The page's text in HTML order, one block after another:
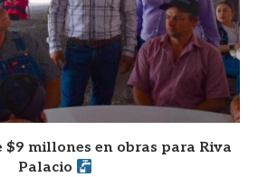
millones en obras para Riva
Palacio